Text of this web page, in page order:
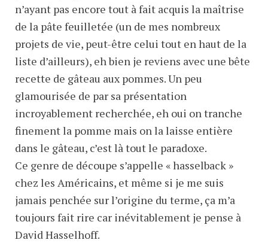
n’ayant pas encore tout à fait acquis la maîtrise
de la pâte feuilletée (un de mes nombreux
projets de vie, peut-être celui tout en haut de la
liste d’ailleurs), eh bien je reviens avec une bête
recette de gâteau aux pommes. Un peu
glamourisée de par sa présentation
incroyablement recherchée, eh oui on tranche
finement la pomme mais on la laisse entière
dans le gâteau, c’est là tout le paradoxe.
Ce genre de découpe s’appelle « hasselback »
chez les Américains, et même si je me suis
jamais penchée sur l’origine du terme, ça m’a
toujours fait rire car inévitablement je pense à
David Hasselhoff.